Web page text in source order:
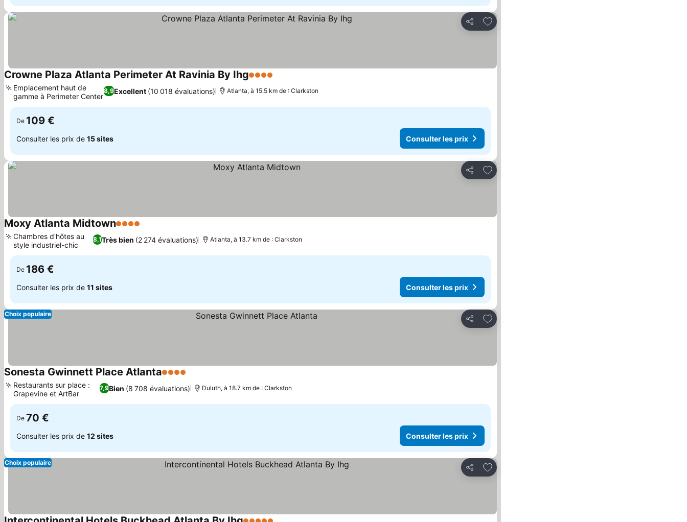
Partager
Ajouter à mes favoris
Crowne Plaza Atlanta Perimeter At Ravinia By Ihg4 Étoiles
8,9Excellent (10 018 évaluations)
Emplacement haut de
gamme à Perimeter Center
Atlanta, à 15.5 km de : Clarkston
De 109 €
Consulter les prix de 15 sites Consulter les prix
Partager
Ajouter à mes favoris
Moxy Atlanta Midtown4 Étoiles
8,1Très bien (2 274 évaluations)
Chambres d'hôtes au
style industriel-chic
Atlanta, à 13.7 km de : Clarkston
De 186 €
Consulter les prix de 11 sites Consulter les prix
Partager
Ajouter à mes favoris
Choix populaire
Sonesta Gwinnett Place Atlanta4 Étoiles
7,9Bien (8 708 évaluations)
Restaurants sur place :
Grapevine et ArtBar
Duluth, à 18.7 km de : Clarkston
De 70 €
Consulter les prix de 12 sites Consulter les prix
Partager
Ajouter à mes favoris
Choix populaire